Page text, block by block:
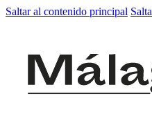
Saltar al contenido principal